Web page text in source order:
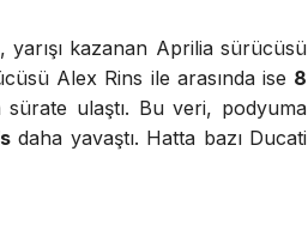
, yarışı kazanan Aprilia sürücüsü
Alex Rins ile arasında ise 8
ulaştı. Bu veri, podyuma
daha yavaştı. Hatta bazı Ducati